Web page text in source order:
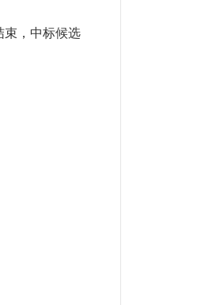
，中标候选